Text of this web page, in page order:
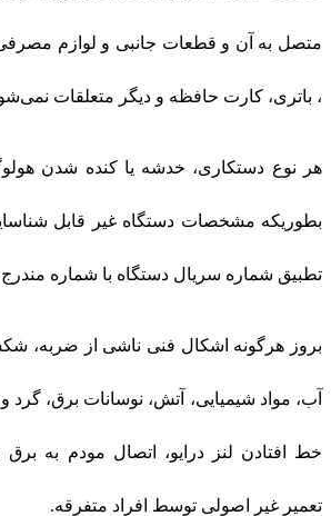
متصل به آن و قطعات جانبی و لوازم مصرفی
، باتری، کارت حافظه و دیگر متعلقات
هر نوع دستکاری، خدشه یا کنده شدن
بطوریکه مشخصات دستگاه غیر قابل
تطبیق شماره سریال دستگاه با شماره
بروز هرگونه اشکال فنی ناشی از ضربه،
آب، مواد شیمیایی، آتش، نوسانات برق، گرد
خط افتادن لنز درایو، اتصال مودم به
تعمیر غیر اصولی توسط افراد متفرقه.